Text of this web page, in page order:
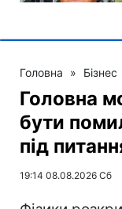
Головна » Бізнес
Головна
бути
під
19:14 08.08.2026 Сб